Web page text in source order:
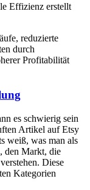
Effizienz erstellt
reduzierte
durch
Profitabilität
es schwierig sein
Artikel auf Etsy
weiß, was man als
den Markt, die
Diese
Kategorien